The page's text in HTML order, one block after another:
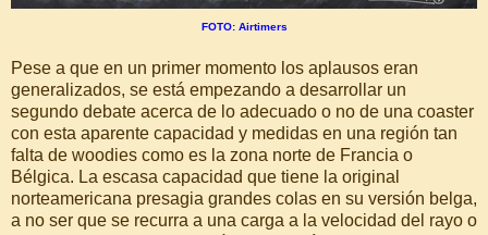
FOTO: Airtimers
Pese a que en un primer momento los aplausos eran
generalizados, se está empezando a desarrollar un
segundo debate acerca de lo adecuado o no de una coaster
con esta aparente capacidad y medidas en una región tan
falta de woodies como es la zona norte de Francia o
Bélgica. La escasa capacidad que tiene la original
norteamericana presagia grandes colas en su versión belga,
a no ser que se recurra a una carga a la velocidad del rayo o